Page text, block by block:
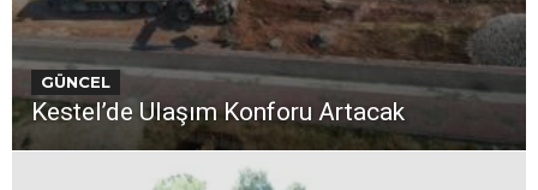
GÜNCEL
Kestel’de Ulaşım Konforu Artacak